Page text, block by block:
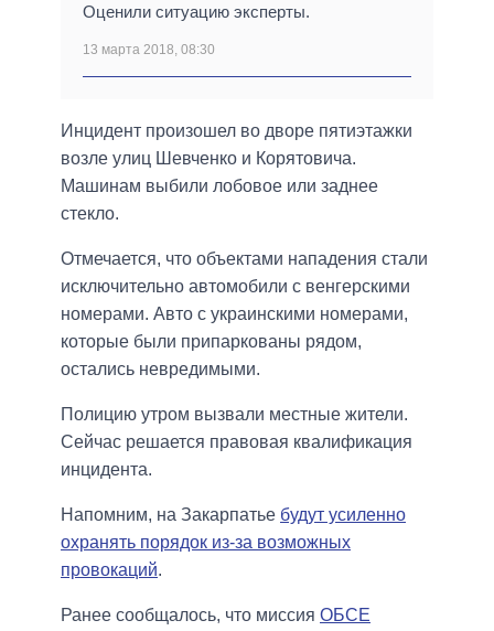
Оценили ситуацию эксперты.
13 марта 2018, 08:30
Инцидент произошел во дворе пятиэтажки
возле улиц Шевченко и Корятовича.
Машинам выбили лобовое или заднее
стекло.
Отмечается, что объектами нападения стали
исключительно автомобили с венгерскими
номерами. Авто с украинскими номерами,
которые были припаркованы рядом,
остались невредимыми.
Полицию утром вызвали местные жители.
Сейчас решается правовая квалификация
инцидента.
Напомним, на Закарпатье будут усиленно
охранять порядок из-за возможных
провокаций.
Ранее сообщалось, что миссия ОБСЕ